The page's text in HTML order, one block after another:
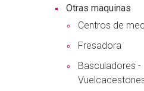
Otras maquinas
Centros de
Fresadora
Basculadores -